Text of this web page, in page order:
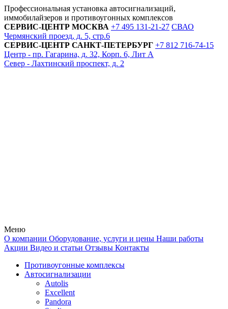
Профессиональная установка автосигнализаций,
иммобилайзеров и противоугонных комплексов
СЕРВИС-ЦЕНТР МОСКВА +7 495 131-21-27 СВАО
Чермянский проезд, д. 5, стр.6
СЕРВИС-ЦЕНТР САНКТ-ПЕТЕРБУРГ +7 812 716-74-15
Центр - пр. Гагарина, д. 32, Корп. 6, Лит А
Север - Лахтинский проспект, д. 2
Меню
О компании Оборудование, услуги и цены Наши работы
Акции Видео и статьи Отзывы Контакты
Противоугонные комплексы
Автосигнализации
Autolis
Excellent
Pandora